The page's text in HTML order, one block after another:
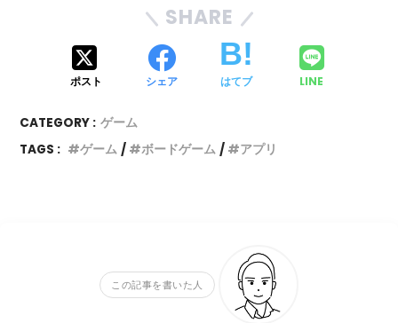
SHARE
ポスト シェア はてブ LINE
CATEGORY : ゲーム
TAGS :
ゲーム ボードゲーム アプリ
この記事を書いた人